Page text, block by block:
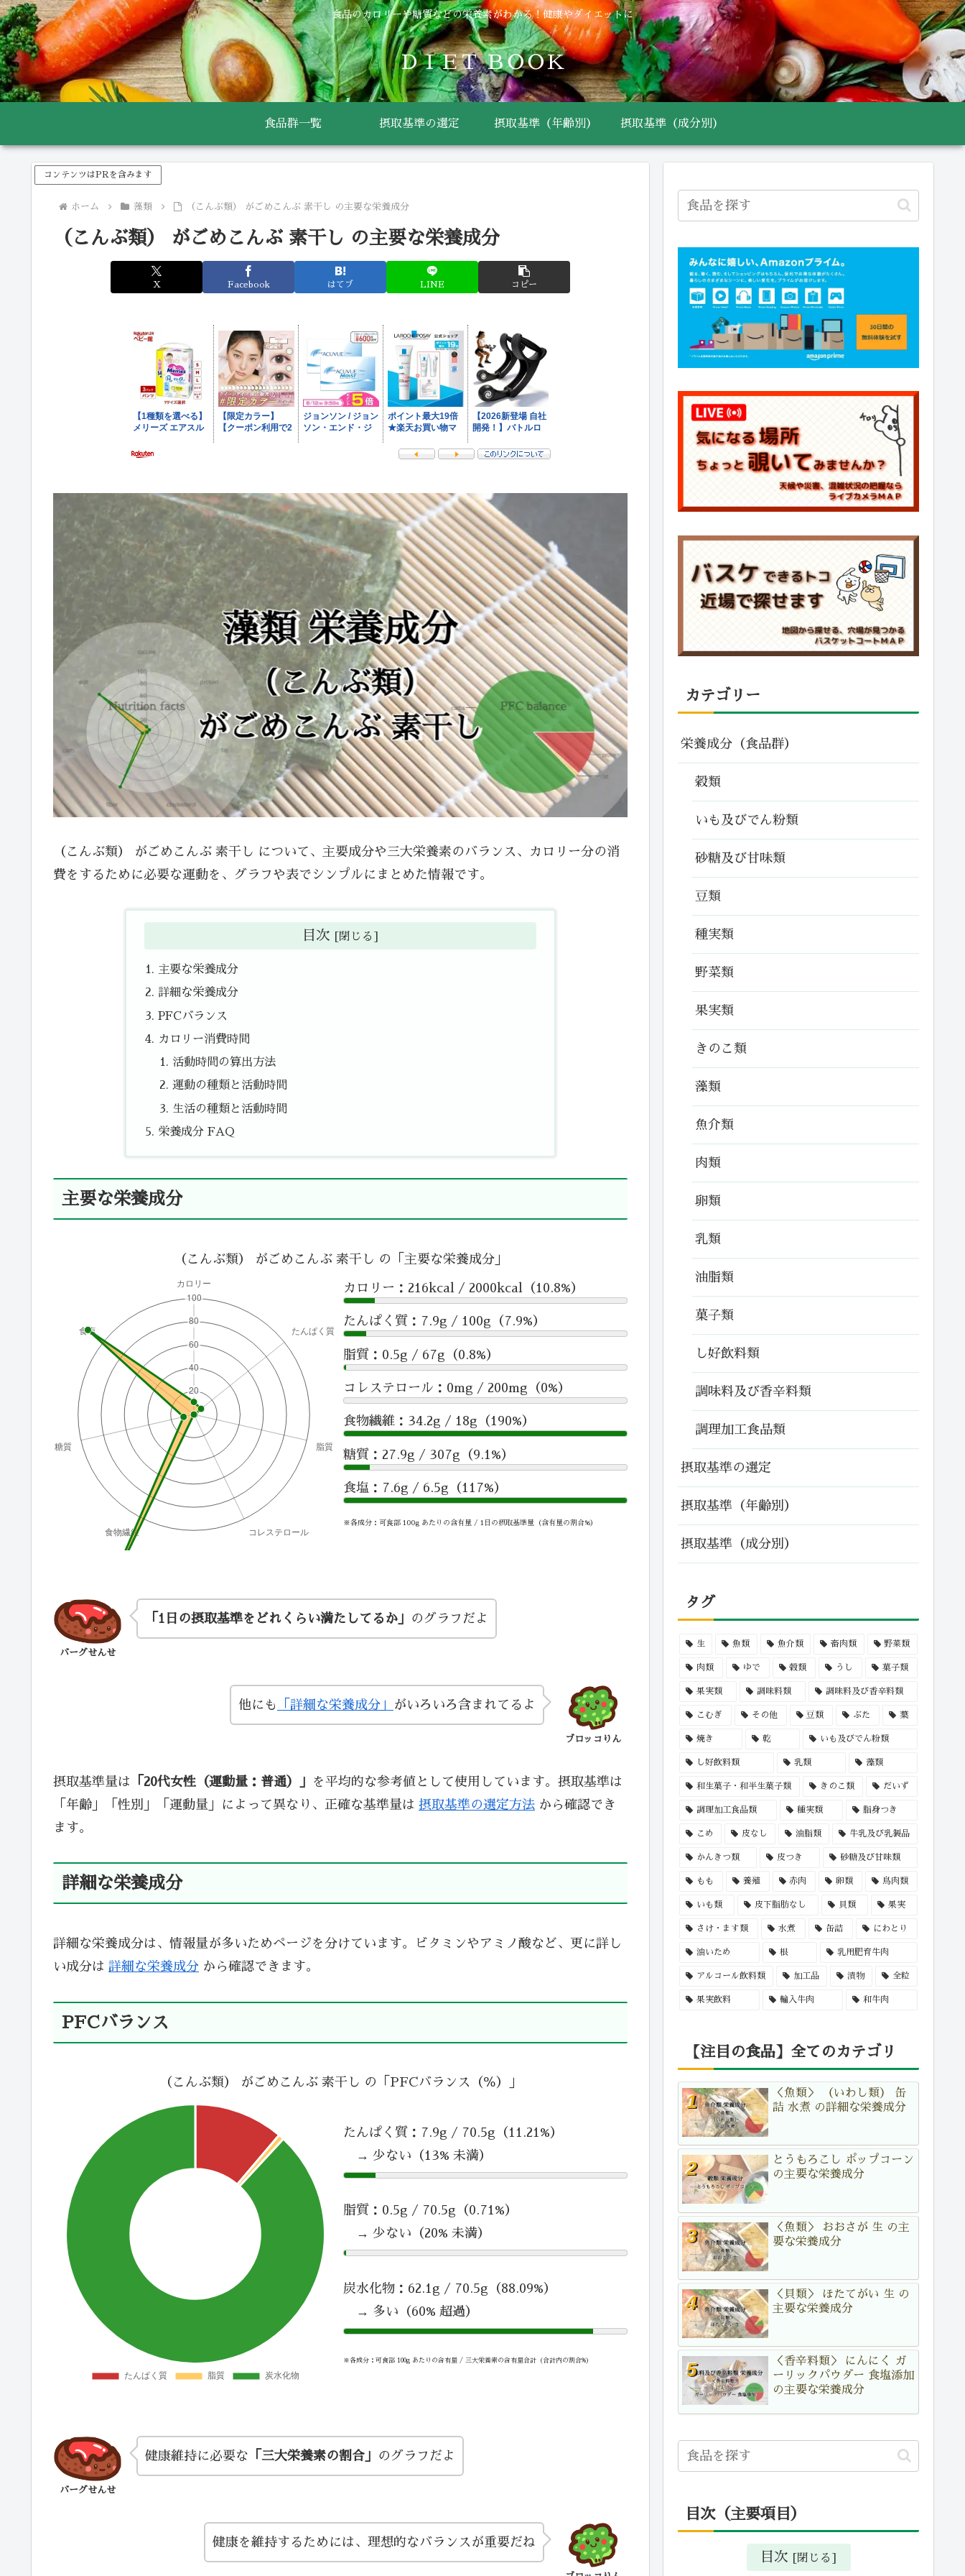
食品のカロリーや糖質などの栄養素がわかる！健康やダイエットに
ＤＩＥＴ ＢＯＯＫ
食品群一覧 摂取基準の選定 摂取基準（年齢別） 摂取基準（成分別）
コンテンツはPRを含みます
ホーム 藻類 （こんぶ類） がごめこんぶ 素干し の主要な栄養成分
（こんぶ類） がごめこんぶ 素干し の主要な栄養成分
X Facebook はてブ LINE コピー
（こんぶ類） がごめこんぶ 素干し について、主要成分や三大栄養素のバランス、カロリー分の消
費をするために必要な運動を、グラフや表でシンプルにまとめた情報です。
目次
主要な栄養成分
詳細な栄養成分
PFCバランス
カロリー消費時間
活動時間の算出方法
運動の種類と活動時間
生活の種類と活動時間
栄養成分 FAQ
主要な栄養成分
（こんぶ類） がごめこんぶ 素干し の「主要な栄養成分」
カロリー：216kcal / 2000kcal（10.8%）
たんぱく質：7.9g / 100g（7.9%）
脂質：0.5g / 67g（0.8%）
コレステロール：0mg / 200mg（0%）
食物繊維：34.2g / 18g（190%）
糖質：27.9g / 307g（9.1%）
食塩：7.6g / 6.5g（117%）
※各成分：可食部 100g あたりの含有量 / 1日の摂取基準量（含有量の割合%）
バーグせんせ
「1日の摂取基準をどれくらい満たしてるか」 のグラフだよ
ブロッコりん
他にも 「詳細な栄養成分」 がいろいろ含まれてるよ
摂取基準量は 「20代女性（運動量：普通）」
を平均的な参考値として使用しています。摂取基準は
「年齢」「性別」「運動量」によって異なり、正確な基準量は 摂取基準の選定方法 から確認でき
ます。
詳細な栄養成分
詳細な栄養成分は、情報量が多いためページを分けています。ビタミンやアミノ酸など、更に詳し
い成分は 詳細な栄養成分 から確認できます。
PFCバランス
（こんぶ類） がごめこんぶ 素干し の「PFCバランス（％）」
たんぱく質：7.9g / 70.5g（11.21%）
→ 少ない（13% 未満）
脂質：0.5g / 70.5g（0.71%）
→ 少ない（20% 未満）
炭水化物：62.1g / 70.5g（88.09%）
→ 多い（60% 超過）
※各成分：可食部 100g あたりの含有量 / 三大栄養素の含有量合計（合計内の割合%）
バーグせんせ
健康維持に必要な 「三大栄養素の割合」 のグラフだよ
健康を維持するためには、理想的なバランスが重要だね
カテゴリー
栄養成分（食品群）
穀類
いも及びでん粉類
砂糖及び甘味類
豆類
種実類
野菜類
果実類
きのこ類
藻類
魚介類
肉類
卵類
乳類
油脂類
菓子類
し好飲料類
調味料及び香辛料類
調理加工食品類
摂取基準の選定
摂取基準（年齢別）
摂取基準（成分別）
タグ
生 魚類 魚介類 畜肉類 野菜類
肉類 ゆで 穀類 うし 菓子類
果実類 調味料類 調味料及び香辛料類
こむぎ その他 豆類 ぶた 葉
焼き 乾 いも及びでん粉類
し好飲料類 乳類 藻類
和生菓子・和半生菓子類 きのこ類 だいず
調理加工食品類 種実類 脂身つき
こめ 皮なし 油脂類 牛乳及び乳製品
かんきつ類 皮つき 砂糖及び甘味類
もも 養殖 赤肉 卵類 鳥肉類
いも類 皮下脂肪なし 貝類 果実
さけ・ます類 水煮 缶詰 にわとり
油いため 根 乳用肥育牛肉
アルコール飲料類 加工品 漬物 全粒
果実飲料 輸入牛肉 和牛肉
【注目の食品】全てのカテゴリ
＜魚類＞ （いわし類） 缶
詰 水煮 の詳細な栄養成分
とうもろこし ポップコーン
の主要な栄養成分
＜魚類＞ おおさが 生 の主
要な栄養成分
＜貝類＞ ほたてがい 生 の
主要な栄養成分
＜香辛料類＞ にんにく ガ
ーリックパウダー 食塩添加
の主要な栄養成分
目次（主要項目）
目次